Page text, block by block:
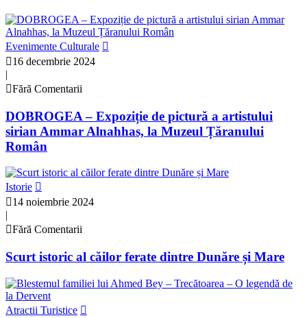
Evenimente Culturale
16 decembrie 2024
|
Fără Comentarii
DOBROGEA – Expoziție de pictură a artistului
sirian Ammar Alnahhas, la Muzeul Țăranului
Român
Istorie
14 noiembrie 2024
|
Fără Comentarii
Scurt istoric al căilor ferate dintre Dunăre și Mare
Atractii Turistice